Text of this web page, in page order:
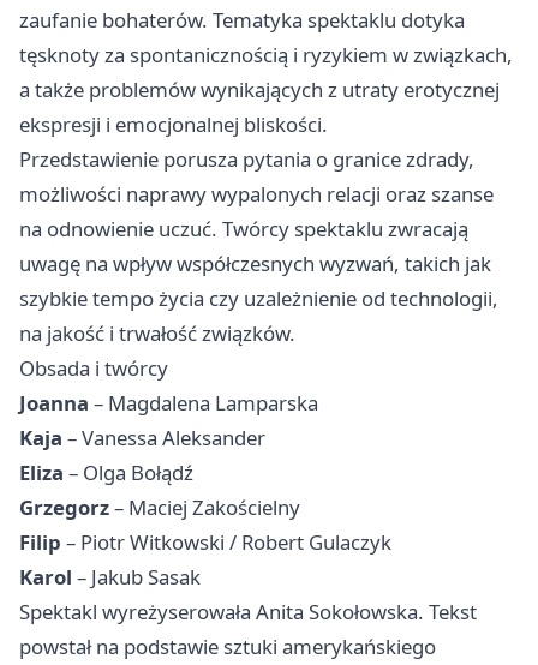
zaufanie bohaterów. Tematyka spektaklu dotyka
tęsknoty za spontanicznością i ryzykiem w związkach,
a także problemów wynikających z utraty erotycznej
ekspresji i emocjonalnej bliskości.
Przedstawienie porusza pytania o granice zdrady,
możliwości naprawy wypalonych relacji oraz szanse
na odnowienie uczuć. Twórcy spektaklu zwracają
uwagę na wpływ współczesnych wyzwań, takich jak
szybkie tempo życia czy uzależnienie od technologii,
na jakość i trwałość związków.
Obsada i twórcy
Joanna – Magdalena Lamparska
Kaja – Vanessa Aleksander
Eliza – Olga Bołądź
Grzegorz– Maciej Zakościelny
Filip – Piotr Witkowski / Robert Gulaczyk
Karol – Jakub Sasak
Spektakl wyreżyserowała Anita Sokołowska. Tekst
powstał na podstawie sztuki amerykańskiego